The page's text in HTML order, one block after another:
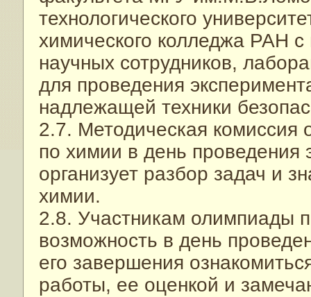
технологического
химического колледжа РАН
научных сотрудников,
для проведения
надлежащей техники
2.7. Методическая комиссия
по химии в день проведения
организует разбор задач и
химии.
2.8. Участникам олимпиады
возможность в день
его завершения
работы, ее оценкой и